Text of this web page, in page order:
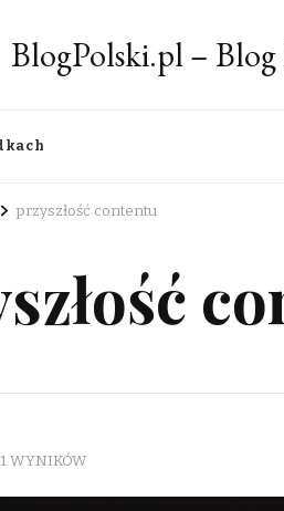
BlogPolski.pl – Blog
przyszłość contentu
WYNIKÓW